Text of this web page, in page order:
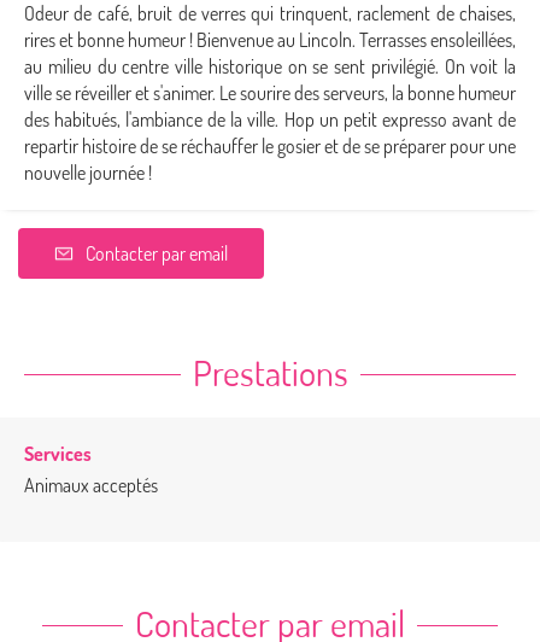
Odeur de café, bruit de verres qui trinquent, raclement de chaises,
rires et bonne humeur ! Bienvenue au Lincoln. Terrasses ensoleillées,
au milieu du centre ville historique on se sent privilégié. On voit la
ville se réveiller et s'animer. Le sourire des serveurs, la bonne humeur
des habitués, l'ambiance de la ville. Hop un petit expresso avant de
repartir histoire de se réchauffer le gosier et de se préparer pour une
nouvelle journée !
Contacter par email
Prestations
Services
Animaux acceptés
Contacter par email